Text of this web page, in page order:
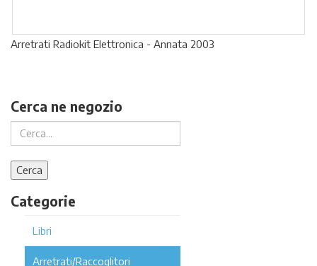
Arretrati Radiokit Elettronica - Annata 2003
Cerca ne negozio
Categorie
Libri
Arretrati/Raccoglitori